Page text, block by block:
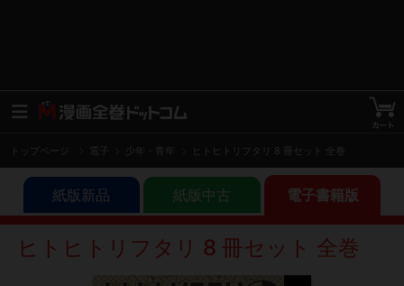
トップページ 少年・青年 ヒトヒトリフタリ 8 冊セット 全巻
紙版新品 紙版中古 電子書籍版
ヒトヒトリフタリ 8 冊セット 全巻